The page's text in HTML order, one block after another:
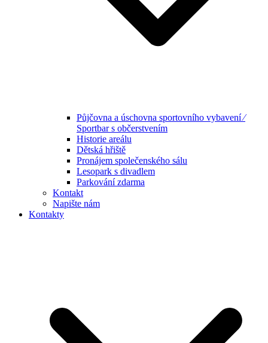
Půjčovna a úschovna sportovního vybavení ⁄
Sportbar s občerstvením
Historie areálu
Dětská hřiště
Pronájem společenského sálu
Lesopark s divadlem
Parkování zdarma
Kontakt
Napište nám
Kontakty